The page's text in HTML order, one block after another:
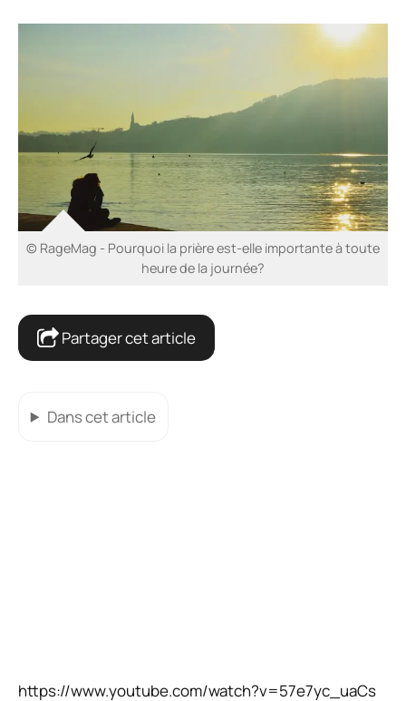
© RageMag - Pourquoi la prière est-elle importante à toute
heure de la journée?
Partager cet article
Dans cet article
https://www.youtube.com/watch?v=57e7yc_uaCs